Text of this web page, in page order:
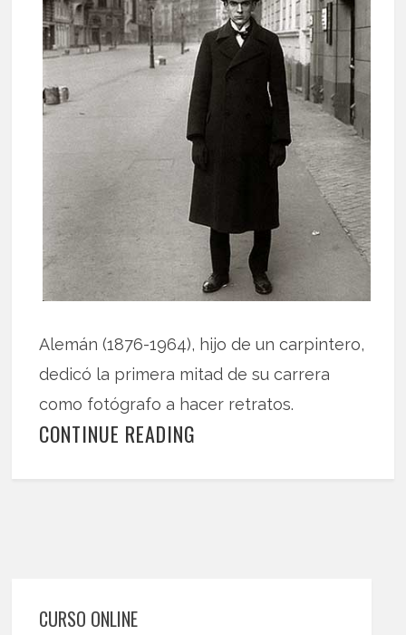
Alemán (1876-1964), hijo de un carpintero,
dedicó la primera mitad de su carrera
como fotógrafo a hacer retratos.
CONTINUE READING
CURSO ONLINE